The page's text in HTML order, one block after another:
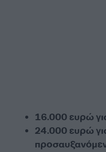
16.000 ευρώ
24.000 ευρώ